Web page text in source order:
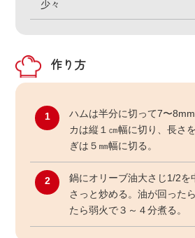
少々
作り方
1
ハムは半分に切って7〜
カは縦１㎝幅に切り、長さ
ぎは５㎜幅に切る。
2
鍋にオリーブ油大さじ1/2
さっと炒める。油が回った
たら弱火で３～４分煮る。